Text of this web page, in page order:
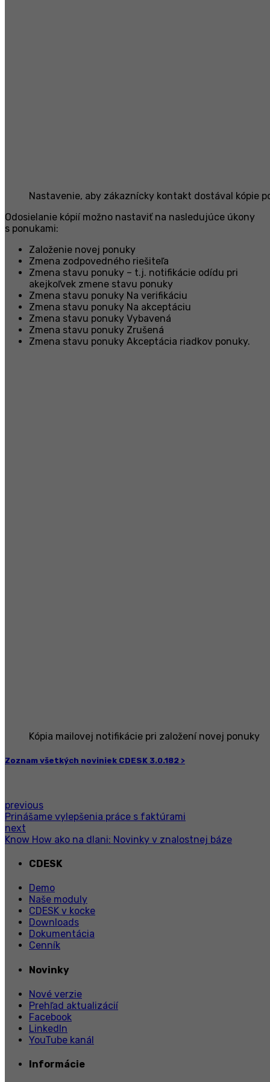
Nastavenie, aby zákaznícky kontakt dostával kópie
Odosielanie kópií možno nastaviť na nasledujúce úkony
s ponukami:
Založenie novej ponuky
Zmena zodpovedného riešiteľa
Zmena stavu ponuky – t.j. notifikácie odídu pri
akejkoľvek zmene stavu ponuky
Zmena stavu ponuky Na verifikáciu
Zmena stavu ponuky Na akceptáciu
Zmena stavu ponuky Vybavená
Zmena stavu ponuky Zrušená
Zmena stavu ponuky Akceptácia riadkov ponuky.
Kópia mailovej notifikácie pri založení novej ponuky
Zoznam všetkých noviniek CDESK 3.0.182 >
previous
Prinášame vylepšenia práce s faktúrami
next
Know How ako na dlani: Novinky v znalostnej báze
CDESK
Demo
Naše moduly
CDESK v kocke
Downloads
Dokumentácia
Cenník
Novinky
Nové verzie
Prehľad aktualizácií
Facebook
LinkedIn
YouTube kanál
Informácie